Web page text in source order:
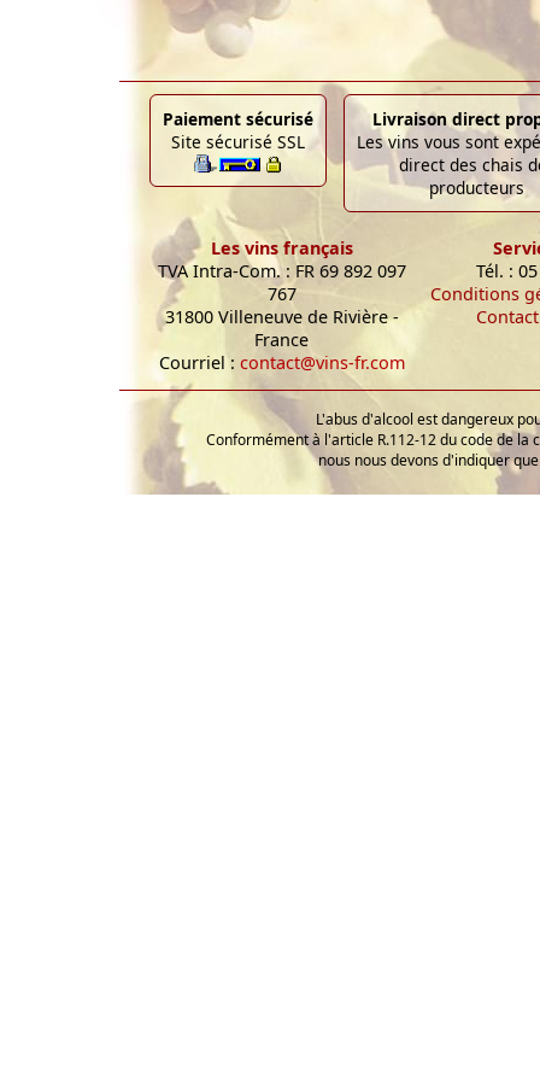
Paiement sécurisé
Site sécurisé SSL
Livraison direct
Les vins vous sont
direct des chais
producteurs
Les vins français
TVA Intra-Com. : FR 69 892 097
767
31800 Villeneuve de Rivière -
France
Courriel : contact@vins-fr.com
Tél. :
Conditions
Contact
L'abus d'alcool est dangereux
Conformément à l'article R.112-12 du code de la
nous nous devons d'indiquer